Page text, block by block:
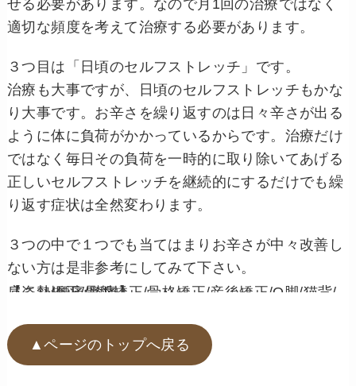
せる必要があります。なので月1回の治療ではなく
適切な頻度を考えて治療する必要があります。
３つ目は「日頃のセルフストレッチ」です。
治療も大事ですが、日頃のセルフストレッチもかな
り大事です。お辛さを繰り返すのは日々辛さが出る
ように体に負荷がかかっているからです。治療だけ
ではなく毎日その負荷を一時的に取り除いてあげる
正しいセルフストレッチを継続的にするだけでも繰
り返す症状は全然変わります。
３つの中で１つでも当てはまりお辛さが中々改善し
ない方は是非参考にしてみて下さい。
【姿勢矯正/骨盤矯正/骨格矯正/産後矯正/O脚/猫背/肩こり/腰痛/膝痛】
▲ページのトップへ戻る